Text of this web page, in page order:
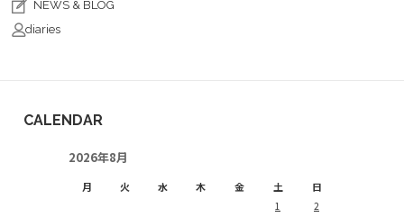
NEWS & BLOG
diaries
CALENDAR
2026年8月
月 火 水 木 金 土 日
1
2